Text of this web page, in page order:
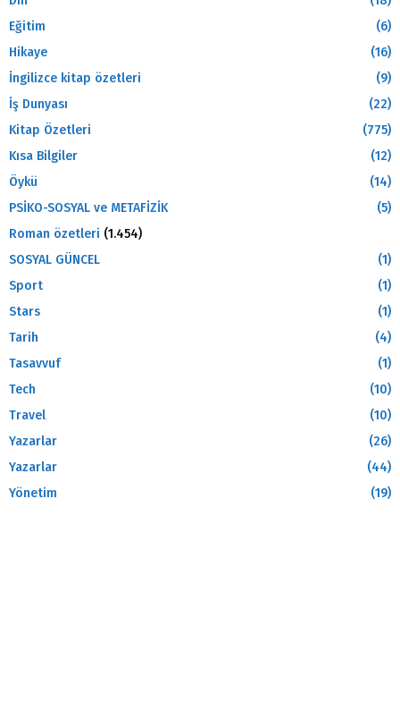
Eğitim
(6)
Hikaye
(16)
İngilizce kitap özetleri
(9)
İş Dunyası
(22)
Kitap Özetleri
(775)
Kısa Bilgiler
(12)
Öykü
(14)
PSİKO-SOSYAL ve METAFİZİK
(5)
Roman özetleri (1.454)
SOSYAL GÜNCEL
(1)
Sport
(1)
Stars
(1)
Tarih
(4)
Tasavvuf
(1)
Tech
(10)
Travel
(10)
Yazarlar
(26)
Yazarlar
(44)
Yönetim
(19)